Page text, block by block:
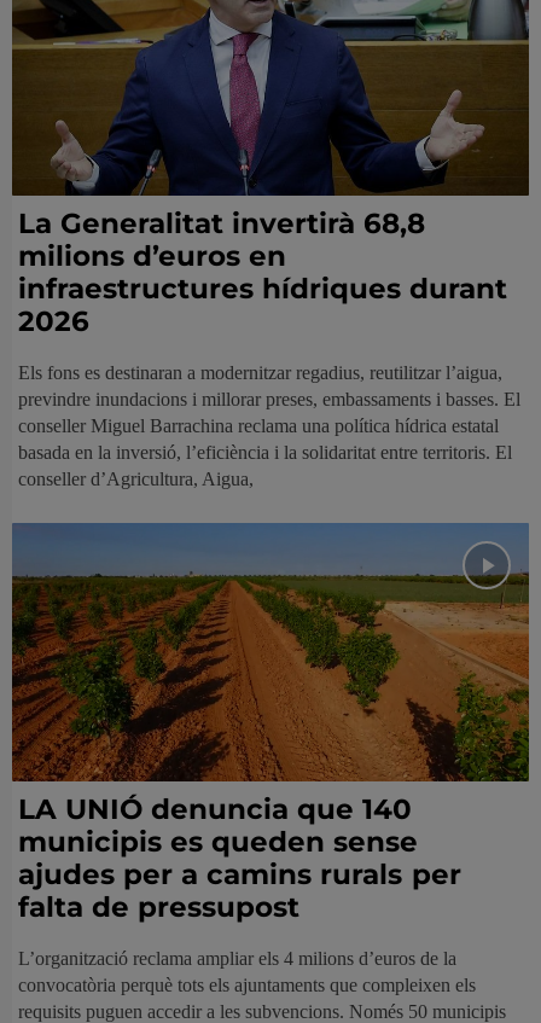
La Generalitat invertirà 68,8
milions d’euros en
infraestructures hídriques durant
2026
Els fons es destinaran a modernitzar regadius, reutilitzar l’aigua,
previndre inundacions i millorar preses, embassaments i basses. El
conseller Miguel Barrachina reclama una política hídrica estatal
basada en la inversió, l’eficiència i la solidaritat entre territoris. El
conseller d’Agricultura, Aigua,
LA UNIÓ denuncia que 140
municipis es queden sense
ajudes per a camins rurals per
falta de pressupost
L’organització reclama ampliar els 4 milions d’euros de la
convocatòria perquè tots els ajuntaments que compleixen els
requisits puguen accedir a les subvencions. Només 50 municipis